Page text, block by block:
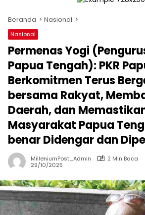
Beranda Nasional
Nasional
Permenas Yogi
Papua Tengah): PKR
Berkomitmen Terus
bersama Rakyat,
Daerah, dan
Masyarakat Papua
benar Didengar dan
MilleniumPost_Admin
2 Min Baca
29/10/2025